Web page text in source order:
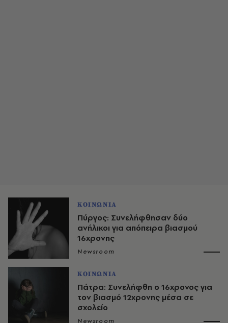
ΚΟΙΝΩΝΙΑ
Πύργος: Συνελήφθησαν δύο
ανήλικοι για απόπειρα βιασμού
16χρονης
Newsroom
ΚΟΙΝΩΝΙΑ
Πάτρα: Συνελήφθη ο 16χρονος για
τον βιασμό 12χρονης μέσα σε
σχολείο
Newsroom